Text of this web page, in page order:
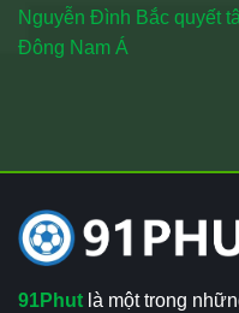
Nguyễn Đình Bắc quyết
Đông Nam Á
91Phut là một trong